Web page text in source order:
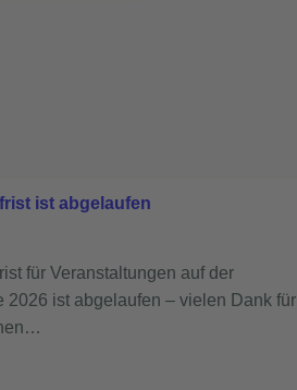
ist abgelaufen
für Veranstaltungen auf der
2026 ist abgelaufen – vielen Dank für